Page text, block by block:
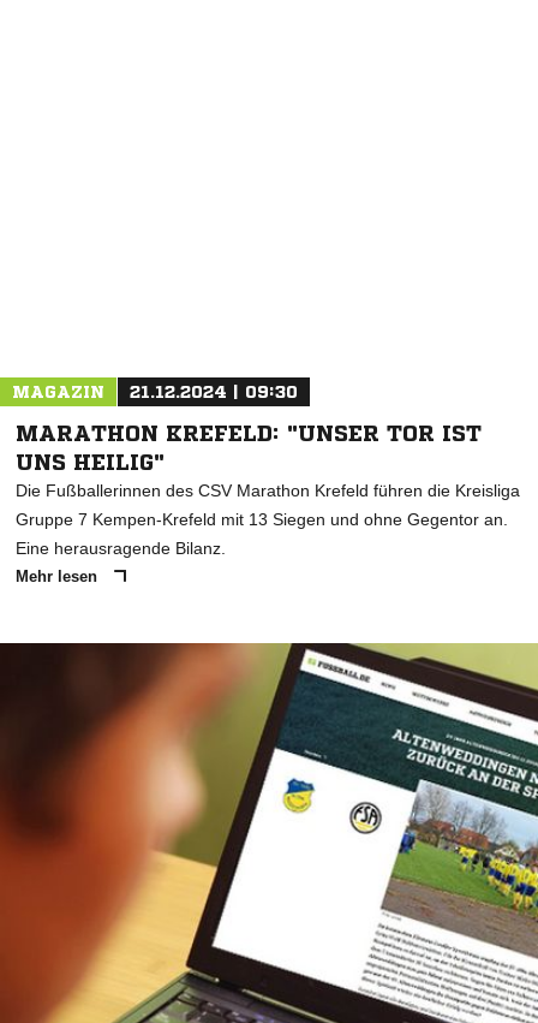
MAGAZIN 21.12.2024 | 09:30
MARATHON KREFELD: "UNSER TOR IST
UNS HEILIG"
Die Fußballerinnen des CSV Marathon Krefeld führen die Kreisliga
Gruppe 7 Kempen-Krefeld mit 13 Siegen und ohne Gegentor an.
Eine herausragende Bilanz.
Mehr lesen